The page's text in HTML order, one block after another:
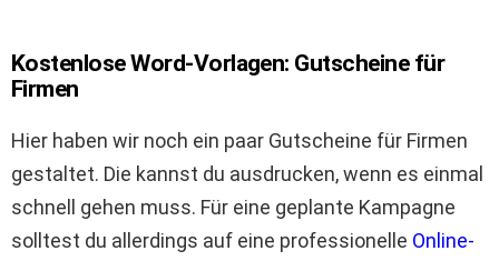
Kostenlose Word-Vorlagen: Gutscheine für
Firmen
Hier haben wir noch ein paar Gutscheine für Firmen
gestaltet. Die kannst du ausdrucken, wenn es einmal
schnell gehen muss. Für eine geplante Kampagne
solltest du allerdings auf eine professionelle Online-